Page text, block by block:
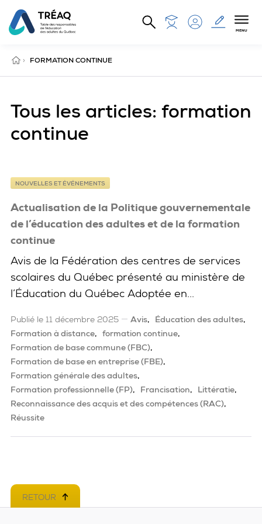
Aller au contenu principal
MENU
ACCUEIL
› FORMATION CONTINUE
Tous les articles: formation
continue
Actualisation de la Politique gouvernementale
de l’éducation des adultes et de la formation
continue
NOUVELLES ET ÉVÉNEMENTS
Avis de la Fédération des centres de services
scolaires du Québec présenté au ministère de
l’Éducation du Québec Adoptée en...
Publié le 11 décembre 2025 Avis
Éducation des adultes
Formation à distance
formation continue
Formation de base commune (FBC)
Formation de base en entreprise (FBE)
Formation générale des adultes
Formation professionnelle (FP)
Francisation
Littératie
Reconnaissance des acquis et des compétences (RAC)
Réussite
RETOUR EN HAUT DE PAGE